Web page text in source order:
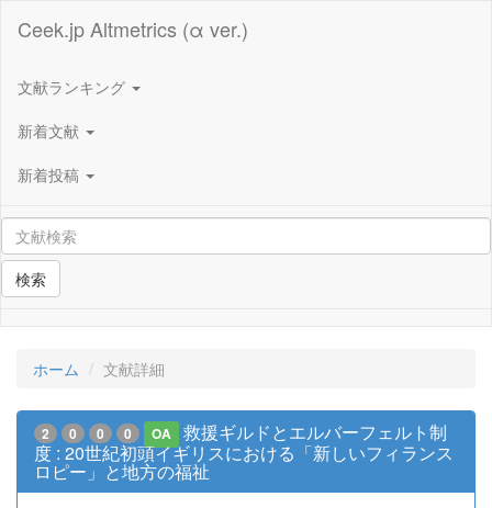
Ceek.jp Altmetrics (α ver.)
文献ランキング
新着文献
新着投稿
検索
ホーム 文献詳細
2 0 0 0 OA
救援ギルドとエルバーフェルト制
度 : 20世紀初頭イギリスにおける「新しいフィランス
ロピー」と地方の福祉